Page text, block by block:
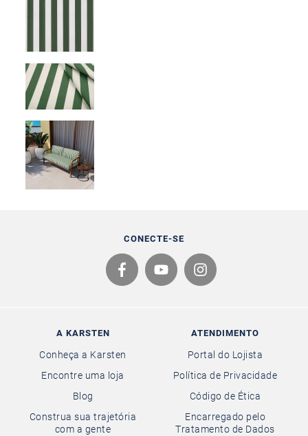
CONECTE-SE
A KARSTEN
Conheça a Karsten
Encontre uma loja
Blog
Construa sua trajetória
com a gente
ATENDIMENTO
Portal do Lojista
Política de Privacidade
Código de Ética
Encarregado pelo
Tratamento de Dados